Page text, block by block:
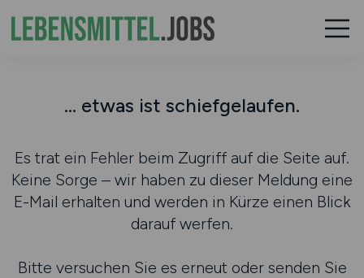
... etwas ist schiefgelaufen.
Es trat ein Fehler beim Zugriff auf die Seite auf.
Keine Sorge – wir haben zu dieser Meldung eine
E-Mail erhalten und werden in Kürze einen Blick
darauf werfen.
Bitte versuchen Sie es erneut oder senden Sie